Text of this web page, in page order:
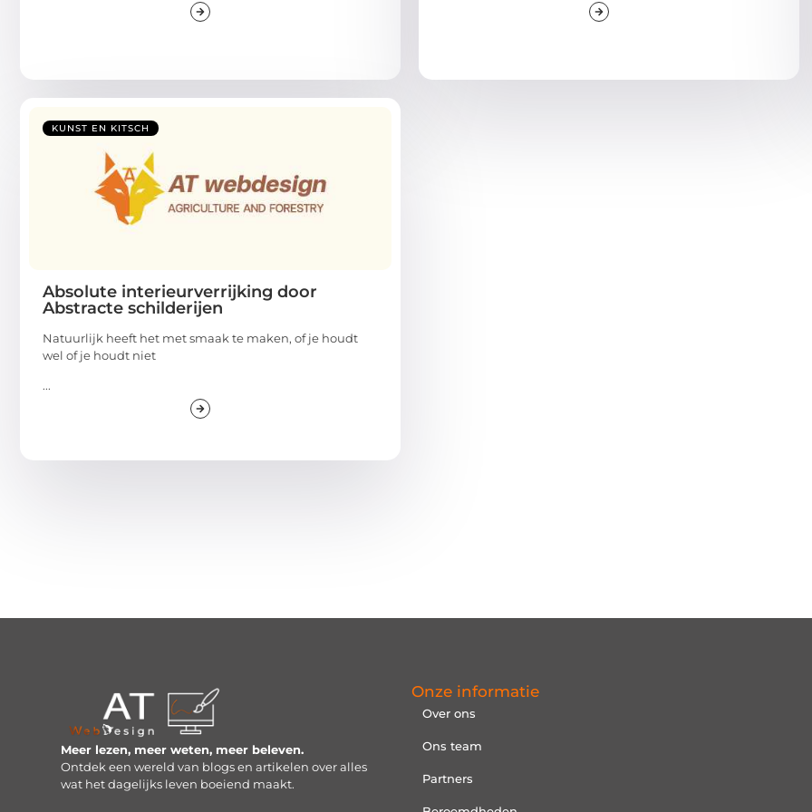
KUNST EN KITSCH
Absolute interieurverrijking door
Abstracte schilderijen
Natuurlijk heeft het met smaak te maken, of je houdt
wel of je houdt niet
...
Meer lezen, meer weten, meer beleven.
Ontdek een wereld van blogs en artikelen over alles
wat het dagelijks leven boeiend maakt.
Onze informatie
Over ons
Ons team
Partners